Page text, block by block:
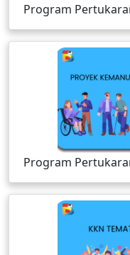
Program
Program